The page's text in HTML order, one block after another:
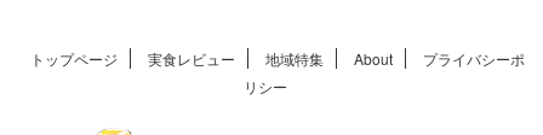
トップページ 実食レビュー 地域特集 About
プライバシーポ
リシー